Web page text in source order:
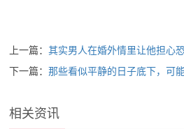
上一篇：其实男人在婚外情里让他担心
下一篇：那些看似平静的日子底下，可
相关资讯